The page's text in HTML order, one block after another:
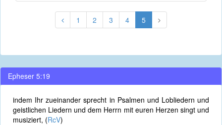
1 2 3 4 5
Epheser 5:19
indem Ihr zueinander sprecht in Psalmen und Lobliedern und
geistlichen Liedern und dem Herrn mit euren Herzen singt und
musiziert, (RcV)